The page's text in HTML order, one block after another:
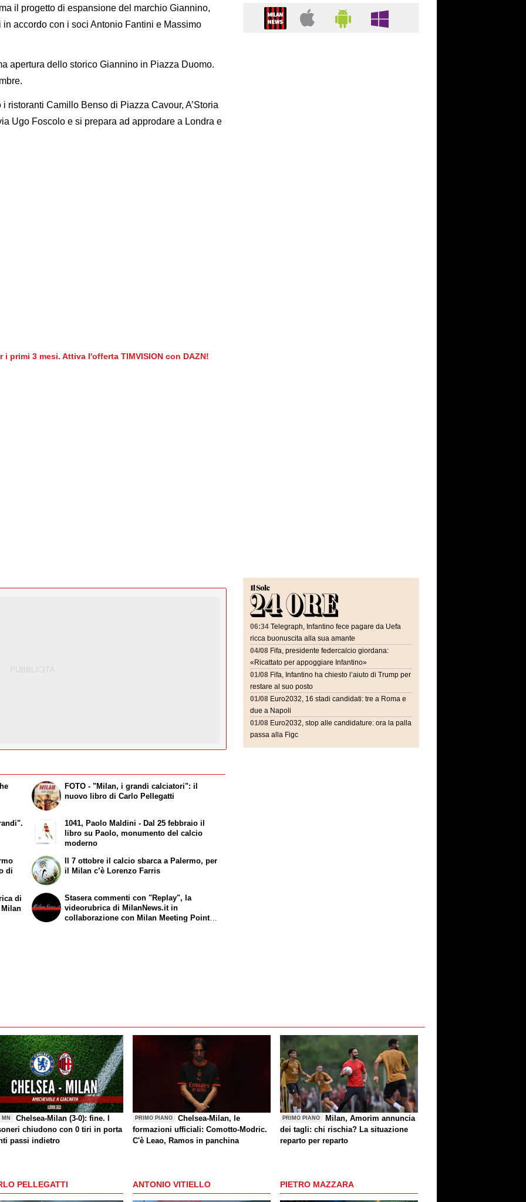
il progetto di espansione del marchio Giannino,
accordo con i soci Antonio Fantini e Massimo
apertura dello storico Giannino in Piazza Duomo.
ristoranti Camillo Benso di Piazza Cavour, A’Storia
Ugo Foscolo e si prepara ad approdare a Londra e
i primi 3 mesi. Attiva l'offerta TIMVISION con DAZN!
FOTO - "Milan, i grandi calciatori": il
nuovo libro di Carlo Pellegatti
1041, Paolo Maldini - Dal 25 febbraio il
libro su Paolo, monumento del calcio
moderno
di
di
Il 7 ottobre il calcio sbarca a Palermo, per
il Milan c’è Lorenzo Farris
Stasera commenti con "Replay", la
videorubrica di MilanNews.it in
collaborazione con Milan Meeting Point: i
06:34 Telegraph, Infantino fece pagare da Uefa
ricca buonuscita alla sua amante
04/08 Fifa, presidente federcalcio giordana:
«Ricattato per appoggiare Infantino»
01/08 Fifa, Infantino ha chiesto l’aiuto di Trump per
restare al suo posto
01/08 Euro2032, 16 stadi candidati: tre a Roma e
due a Napoli
01/08 Euro2032, stop alle candidature: ora la palla
passa alla Figc
MN
Chelsea-Milan (3-0): fine. I
chiudono con 0 tiri in porta
passi indietro
PRIMO PIANO
Chelsea-Milan, le
formazioni ufficiali: Comotto-Modric.
C'è Leao, Ramos in panchina
PRIMO PIANO
Milan, Amorim annuncia
dei tagli: chi rischia? La situazione
reparto per reparto
PELLEGATTI ANTONIO VITIELLO PIETRO MAZZARA